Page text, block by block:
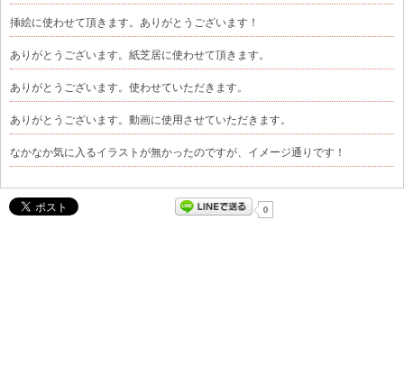
挿絵に使わせて頂きます。ありがとうございます！
ありがとうございます。紙芝居に使わせて頂きます。
ありがとうございます。使わせていただきます。
ありがとうございます。動画に使用させていただきます。
なかなか気に入るイラストが無かったのですが、イメージ通りです！
0